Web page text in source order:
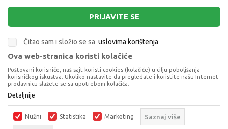
CERDA KISOBRAN MINNIE
KISOBRANI
PRIJAVITE SE
Čitao sam i složio se sa uslovima korištenja
Terms of Service
apply.
Ova web-stranica koristi kolačiće
Poštovani korisniče, naš sajt koristi cookies (kolačiće) u cilju poboljšanja
korisničkog iskustva. Ukoliko nastavite da pregledate i koristite našu Internet
prodavnicu slažete se sa upotrebom kolačića.
Detaljnije
Nužni Statistika Marketing Saznaj više